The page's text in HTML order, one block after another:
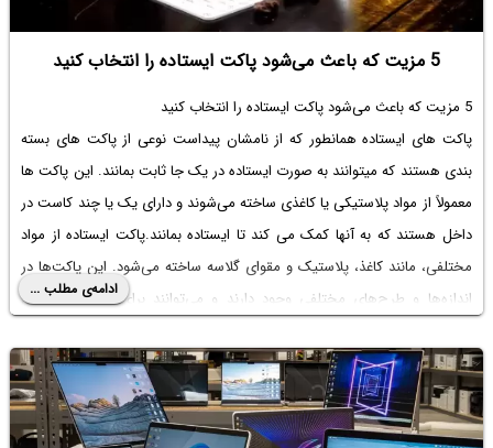
5 مزیت که باعث می‌شود پاکت ایستاده را انتخاب کنید
5 مزیت که باعث می‌شود پاکت ایستاده را انتخاب کنید
پاکت های ایستاده همانطور که از نامشان پیداست نوعی از پاکت های بسته
بندی هستند که میتوانند به صورت ایستاده در یک جا ثابت بمانند. این پاکت ها
معمولاً از مواد پلاستیکی یا کاغذی ساخته می‌شوند و دارای یک یا چند کاست در
داخل هستند که به آنها کمک می کند تا ایستاده بمانند.پاکت ایستاده از مواد
مختلفی، مانند کاغذ، پلاستیک و مقوای گلاسه ساخته می‌شود. این پاکت‌ها در
اندازه‌ها و طرح‌های مختلفی وجود دارند و می‌توانند برای بسته‌بندی انواع
شوند.در این مطلب قرار است به معرفی پنج مزیت این پاکت ها بپردازیم که
باعث میشود در انتخاب آن لحظه ای شک نکنید.
ادامه‌ی مطلب ...